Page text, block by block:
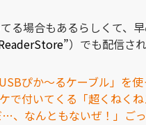
る場合もあるらしくて、
）でも配信さ
ぴか～るケーブル」を使
で付いてくる「超くねく
、なんともないぜ！」ご